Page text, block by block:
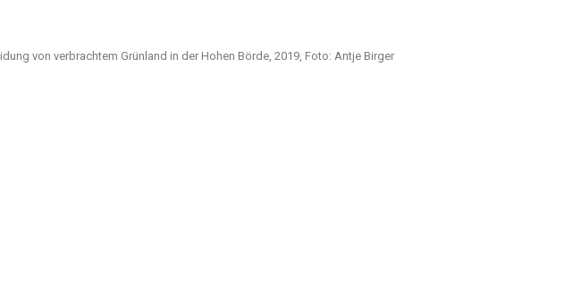
von verbrachtem Grünland in der Hohen Börde, 2019, Foto: Antje Birger